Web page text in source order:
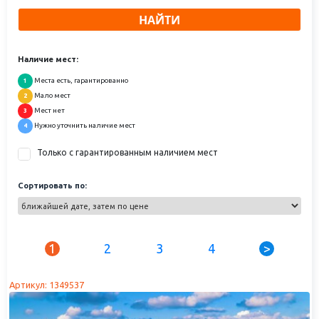
НАЙТИ
Наличие мест:
1 Места есть, гарантированно
2 Мало мест
3 Мест нет
4 Нужно уточнить наличие мест
Только с гарантированным наличием мест
Сортировать по:
1 2 3 4 >
Артикул: 1349537